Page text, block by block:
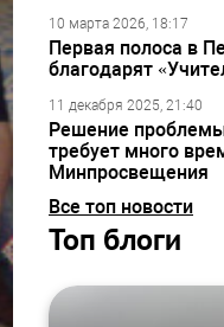
10 марта 2026, 18:17
Первая полоса в
благодарят
11 декабря 2025, 21:40
Решение
требует много
Минпросвещения
Все топ новости
Топ блоги